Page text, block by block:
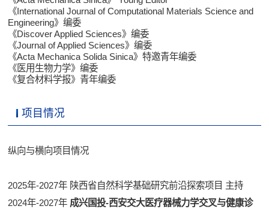
《International Journal of Computational Materials Science and
Engineering》编委
《Discover Applied Sciences》编委
《Journal of Applied Sciences》编委
《Acta Mechanica Solida Sinica》特邀青年编委
《医用生物力学》编委
《复合材料学报》青年编委
项目情况
纵向与横向项目情况
2025年-2027年 陕西省自然科学基础研究前沿探索项目 主持
2024年-2027年 成兴国投-西安交大医疗器械力学交叉与健康诊